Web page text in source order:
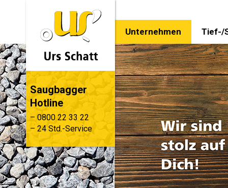
Saugbagger
Hotline
– 0800 22 33 22
– 24 Std.-Service
Unternehmen Tief-/